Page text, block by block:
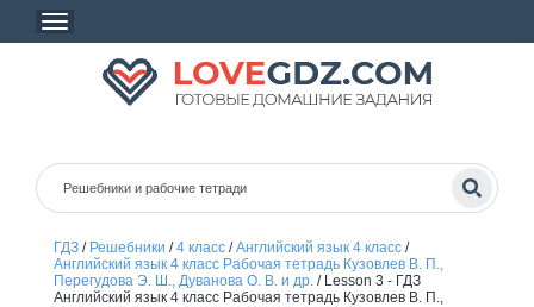
ГДЗ/ Решебники /4 класс/Английский язык 4 класс/
Английский язык 4 класс Рабочая тетрадь Кузовлев В. П.,
Перегудова Э. Ш., Дуванова О. В. и др./ Lesson 3 - ГДЗ
Английский язык 4 класс Рабочая тетрадь Кузовлев В. П.,